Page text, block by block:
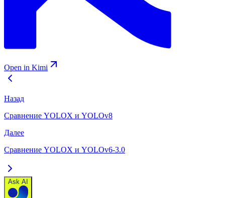
Open in Kimi
Назад
Сравнение YOLOX и YOLOv8
Далее
Сравнение YOLOX и YOLOv6-3.0
Ask AI